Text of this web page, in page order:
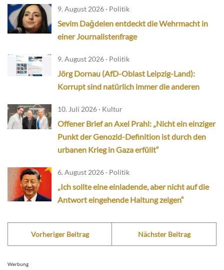
9. August 2026 · Politik
Sevim Dağdelen entdeckt die Wehrmacht in
einer Journalistenfrage
9. August 2026 · Politik
Jörg Dornau (AfD-Oblast Leipzig-Land):
Korrupt sind natürlich immer die anderen
10. Juli 2026 · Kultur
Offener Brief an Axel Prahl: „Nicht ein einziger
Punkt der Genozid-Definition ist durch den
urbanen Krieg in Gaza erfüllt“
6. August 2026 · Politik
„Ich sollte eine einladende, aber nicht auf die
Antwort eingehende Haltung zeigen“
Vorheriger Beitrag Nächster Beitrag
Werbung